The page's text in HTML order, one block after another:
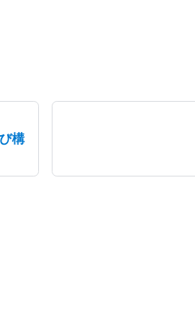
構